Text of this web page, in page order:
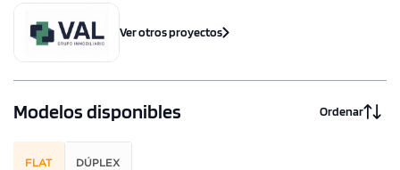
Ver otros proyectos
Modelos disponibles Ordenar
FLAT DÚPLEX